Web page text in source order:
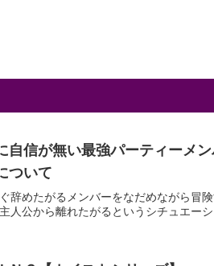
自信が無い最強パーティーメ
ついて
辞めたがるメンバーをなだめながら冒
人公から離れたがるというシチュエーシ